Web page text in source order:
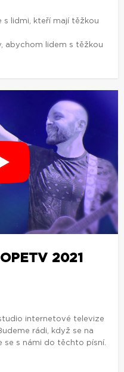
s lidmi, kteří mají těžkou
abychom lidem s těžkou
2021
internetové televize
rádi, když se na
s námi do těchto písní.